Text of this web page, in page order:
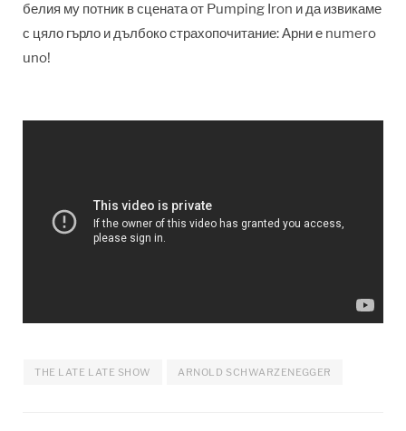
белия му потник в сцената от Pumping Iron и да извикаме
с цяло гърло и дълбоко страхопочитание: Арни е numero
uno!
THE LATE LATE SHOW ARNOLD SCHWARZENEGGER